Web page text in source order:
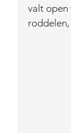
valt open